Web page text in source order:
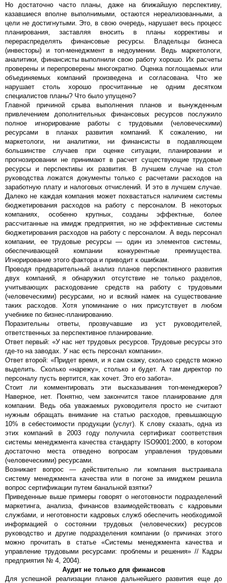
Но достаточно часто планы, даже на ближайшую перспективу,
казавшиеся вполне выполнимыми, остаются нереализованными, а
цели не достигнутыми. Это, в свою очередь, нарушает весь процесс
планирования, заставляя вносить в планы коррективы и
перераспределять финансовые ресурсы. Владельцы бизнеса
(инвесторы) и топ-менеджмент в недоумении. Ведь маркетологи,
аналитики, финансисты выполнили свою работу хорошо. Их расчеты
проверены и перепроверены многократно. Оценка поглощаемых или
объединяемых компаний произведена и согласована. Что же
нарушает столь хорошо просчитанные не одним десятком
специалистов планы? Что было упущено?
Главной причиной срыва выполнения планов и вынужденным
привлечением дополнительных финансовых ресурсов послужило
полное игнорирование работы с трудовыми (человеческими)
ресурсами в планах развития компаний. К сожалению, ни
маркетологи, ни аналитики, ни финансисты в подавляющем
большинстве случаев при оценке ситуации, планировании и
прогнозировании не принимают в расчет существующие трудовые
ресурсы и перспективы их развития. В лучшем случае на стол
руководства ложатся документы только с расчетами расходов на
заработную плату и налоговых отчислений. И это в лучшем случае.
Далеко не каждая компания может похвастаться наличием системы
бюджетирования расходов на работу с персоналом. В некоторых
компаниях, особенно крупных, созданы эффектные, более
рассчитанные на имидж предприятия, но не эффективные системы
бюджетирования расходов на работу с персоналом. А ведь персонал
компании, ее трудовые ресурсы — один из элементов системы,
обеспечивающей компании конкурентные преимущества.
Игнорирование этого фактора и приводит к ошибкам.
Проводя предварительный анализ планов перспективного развития
двух компаний, я обнаружил отсутствие не только разделов,
учитывающих расходование средств на работу с трудовыми
(человеческими) ресурсами, но и всякий намек на существование
таких расходов. Хотя упоминание о них присутствует в любом
учебнике по бизнес-планированию.
Поразительны ответы, прозвучавшие из уст руководителей,
ответственных за перспективное планирование.
Ответ первый: «У нас нет трудовых ресурсов. Трудовые ресурсы это
где-то на заводах. У нас есть персонал компании».
Ответ второй: «Придет время, и я сам скажу, сколько средств можно
выделить. Сколько «нарежу», столько и будет. А там директор по
персоналу пусть вертится, как хочет. Это его забота».
Стоит ли комментировать эти высказывания топ-менеджеров?
Наверное, нет. Понятно, чем закончится такое планирование для
компании. Ведь оба уважаемых руководителя просто не считают
нужным обращать внимание на статью расходов, превышающую
10% в себестоимости продукции (услуг). К слову сказать, одна из
этих компаний в 2003 году получила сертификат соответствия
системы менеджмента качества стандарту ISO9001:2000, в котором
достаточно места отведено вопросам управления трудовыми
(человеческими) ресурсами.
Возникает вопрос — действительно ли компания выстраивала
систему менеджмента качества или в погоне за имиджем решила
вопрос сертификации путем банальной взятки?
Приведенные выше примеры говорят о неготовности подразделений
маркетинга, анализа, финансов взаимодействовать с кадровыми
службами, и неготовности кадровых служб обеспечить необходимой
информацией о состоянии трудовых (человеческих) ресурсов
руководство и другие подразделения компании (о причинах этого
можно прочитать в статье «Системы менеджмента качества и
управление трудовыми ресурсами: проблемы и решения» // Кадры
предприятия № 4, 2004).
Аудит не только для финансов
Для успешной реализации планов дальнейшего развития еще до